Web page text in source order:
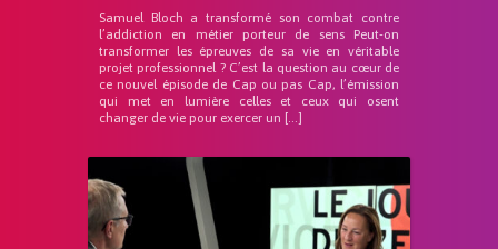
Samuel Bloch a transformé son combat contre
l’addiction en métier porteur de sens Peut-on
transformer les épreuves de sa vie en véritable
projet professionnel ? C’est la question au cœur de
ce nouvel épisode de Cap ou pas Cap, l’émission
qui met en lumière celles et ceux qui osent
changer de vie pour exercer un […]